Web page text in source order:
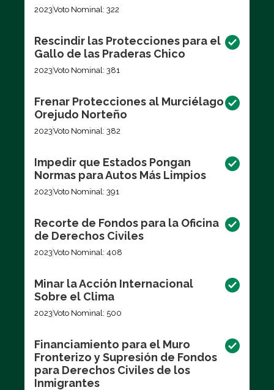
2023Voto Nominal: 322
Rescindir las Protecciones para el
Gallo de las Praderas Chico
2023Voto Nominal: 381
Frenar Protecciones al Murciélago
Orejudo Norteño
2023Voto Nominal: 382
Impedir que Estados Pongan
Normas para Autos Más Limpios
2023Voto Nominal: 391
Recorte de Fondos para la Oficina
de Derechos Civiles
2023Voto Nominal: 408
Minar la Acción Internacional
Sobre el Clima
2023Voto Nominal: 500
Financiamiento para el Muro
Fronterizo y Supresión de Fondos
para Derechos Civiles de los
Inmigrantes